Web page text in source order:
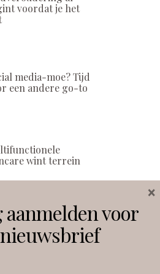
voordat je het
media-moe? Tijd
een andere go-to
wint terrein
voor
×